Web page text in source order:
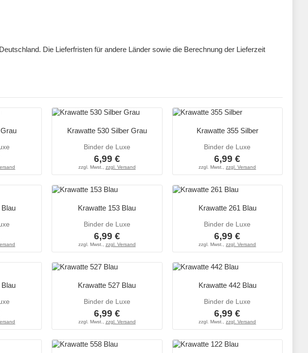
Die Lieferfristen für andere Länder sowie die Berechnung der Lieferzeit
Krawatte 530 Silber Grau
Binder de Luxe
6,99 €
zzgl. Mwst., zzgl. Versand
Krawatte 355 Silber
Binder de Luxe
6,99 €
zzgl. Mwst.,zzgl. Versand
Krawatte 153 Blau
Binder de Luxe
6,99 €
zzgl. Mwst., zzgl. Versand
Krawatte 261 Blau
Binder de Luxe
6,99 €
zzgl. Mwst.,zzgl. Versand
Krawatte 527 Blau
Binder de Luxe
6,99 €
zzgl. Mwst., zzgl. Versand
Krawatte 442 Blau
Binder de Luxe
6,99 €
zzgl. Mwst.,zzgl. Versand